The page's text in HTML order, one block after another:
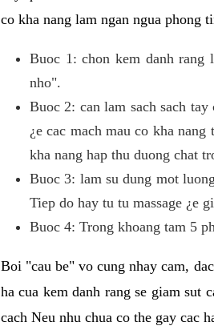
co kha nang lam ngan ngua phong
Buoc 1: chon kem danh rang
nho".
Buoc 2: can lam sach sach
¿e cac mach mau co kha
kha nang hap thu duong chat
Buoc 3: lam su dung mot
Tiep do hay tu tu massage ¿e
Buoc 4: Trong khoang tam 5
Boi "cau be" vo cung nhay cam,
ha cua kem danh rang se giam sut
cach Neu nhu chua co the gay cac